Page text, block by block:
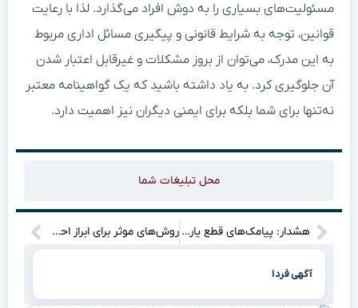
مسئولیت‌های بسیاری را به دوش افراد می‌گذارد. لذا با رعایت
قوانین، توجه به شرایط قانونی و پیگیری مسائل اداری مربوط
به این مدرک، می‌توان از بروز مشکلات و غیرقابل اعتبار شدن
آن جلوگیری کرد. به یاد داشته باشید که یک گواهینامه معتبر
نه‌تنها برای شما بلکه برای ایمنی دیگران نیز اهمیت دارد.
محل تبلیغات شما
هشدار: پیامک‌های قطع یارانه را جدی بگیرید! روش‌های موثر برای ابراز احساسات به همسر: کلیدهای ارتباطی عمیق‌تر
آگهی فردا